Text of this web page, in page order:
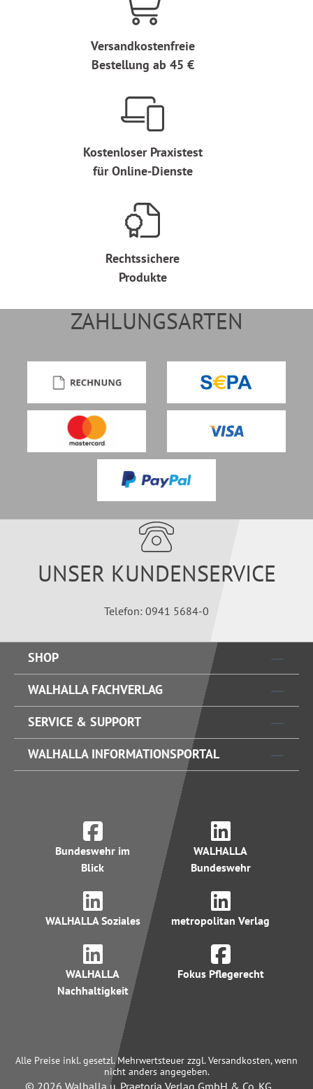
Versandkostenfreie
Bestellung ab 45 €
Kostenloser Praxistest
für Online-Dienste
Rechtssichere
Produkte
ZAHLUNGSARTEN
UNSER KUNDENSERVICE
Telefon: 0941 5684-0
SHOP
WALHALLA FACHVERLAG
SERVICE & SUPPORT
WALHALLA INFORMATIONSPORTAL
Bundeswehr im
Blick
WALHALLA
Bundeswehr
WALHALLA Soziales metropolitan Verlag
WALHALLA
Nachhaltigkeit
Fokus Pflegerecht
Alle Preise inkl. gesetzl. Mehrwertsteuer zzgl. Versandkosten, wenn
nicht anders angegeben.
© 2026 Walhalla u. Praetoria Verlag GmbH & Co. KG